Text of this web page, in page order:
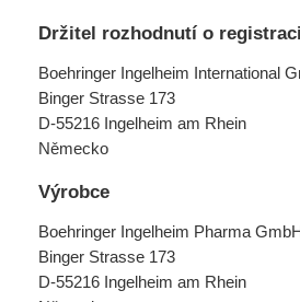
Držitel rozhodnutí o registraci
Boehringer Ingelheim International
Binger Strasse 173
D-55216 Ingelheim am Rhein
Německo
Výrobce
Boehringer Ingelheim Pharma
Binger Strasse 173
D-55216 Ingelheim am Rhein